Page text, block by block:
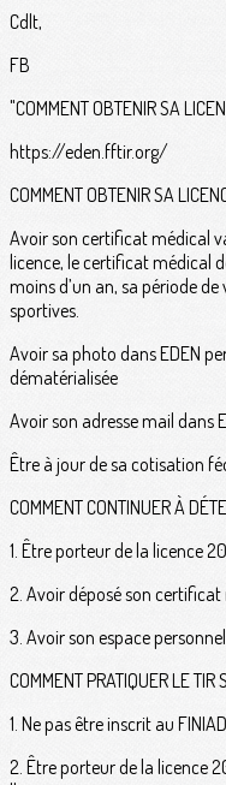
Cdlt,
FB
"COMMENT OBTENIR SA
https://eden.fftir.org/
COMMENT OBTENIR SA
Avoir son certificat médical
licence, le certificat médical
moins d’un an, sa période
sportives.
Avoir sa photo dans EDEN
dématérialisée
Avoir son adresse mail dans
Être à jour de sa cotisation
COMMENT CONTINUER À
1. Être porteur de la licence
2. Avoir déposé son
3. Avoir son espace
COMMENT PRATIQUER LE TIR
1. Ne pas être inscrit au
2. Être porteur de la licence